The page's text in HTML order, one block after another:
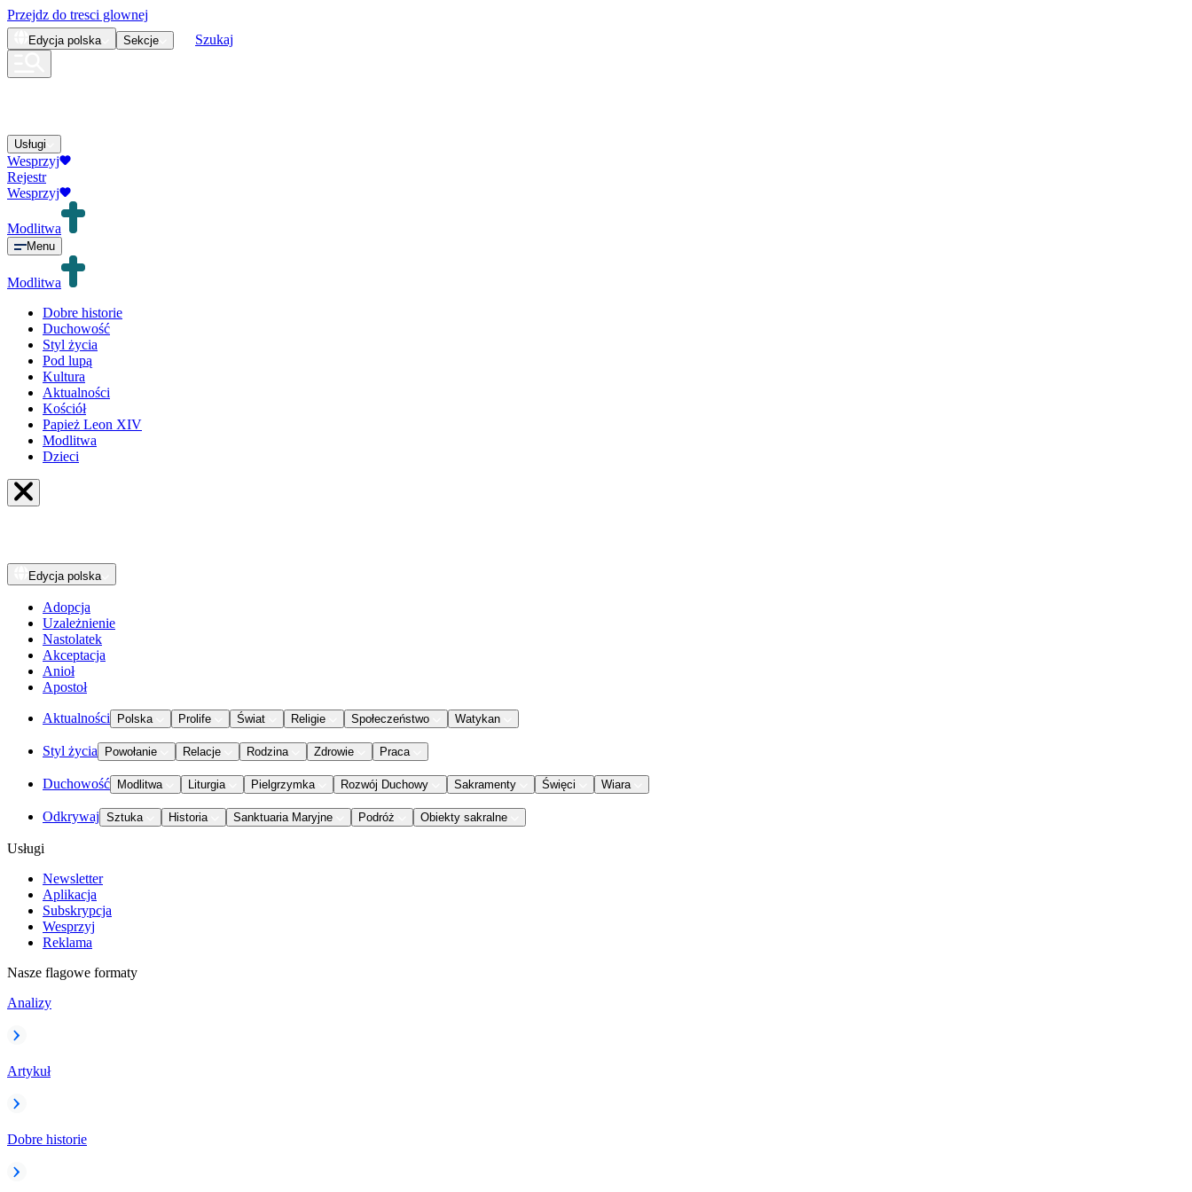
Przejdz do tresci glownej
Edycja polska Sekcje Szukaj
Usługi
Wesprzyj
Rejestr
Wesprzyj
Modlitwa
Menu
Modlitwa
Dobre historie
Duchowość
Styl życia
Pod lupą
Kultura
Aktualności
Kościół
Papież Leon XIV
Modlitwa
Dzieci
Edycja polska
Adopcja
Uzależnienie
Nastolatek
Akceptacja
Anioł
Apostoł
Aktualności Polska Prolife Świat Religie Społeczeństwo Watykan
Styl życia Powołanie Relacje Rodzina Zdrowie Praca
Duchowość Modlitwa Liturgia Pielgrzymka Rozwój Duchowy Sakramenty Święci Wiara
Odkrywaj Sztuka Historia Sanktuaria Maryjne Podróż Obiekty sakralne
Usługi
Newsletter
Aplikacja
Subskrypcja
Wesprzyj
Reklama
Nasze flagowe formaty
Analizy
Artykuł
Dobre historie